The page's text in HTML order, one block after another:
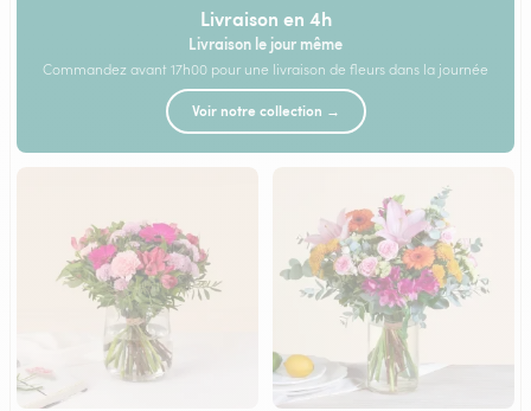
Livraison en 4h
Livraison le jour même
Commandez avant 17h00 pour une livraison de fleurs dans la journée
Voir notre collection →